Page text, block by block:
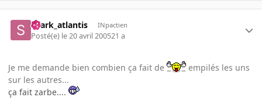
shark_atlantis INpactien
Posté(e) le 20 avril 200521 a
Je me demande bien combien ça fait de
empilés les uns
sur les autres...
ça fait zarbe....